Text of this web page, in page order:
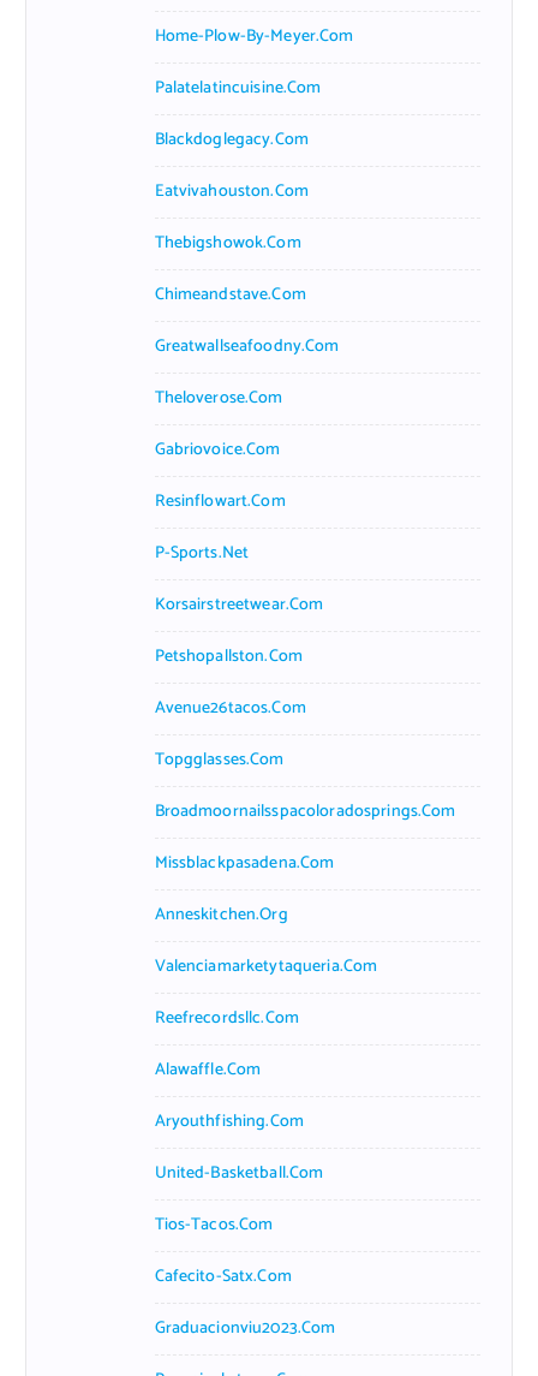
Home-Plow-By-Meyer.com
Palatelatincuisine.com
Blackdoglegacy.com
Eatvivahouston.com
Thebigshowok.com
Chimeandstave.com
Greatwallseafoodny.com
Theloverose.com
Gabriovoice.com
Resinflowart.com
P-Sports.net
Korsairstreetwear.com
Petshopallston.com
Avenue26tacos.com
Topgglasses.com
Broadmoornailsspacoloradosprings.com
Missblackpasadena.com
Anneskitchen.org
Valenciamarketytaqueria.com
Reefrecordsllc.com
Alawaffle.com
Aryouthfishing.com
United-Basketball.com
Tios-Tacos.com
Cafecito-Satx.com
Graduacionviu2023.com